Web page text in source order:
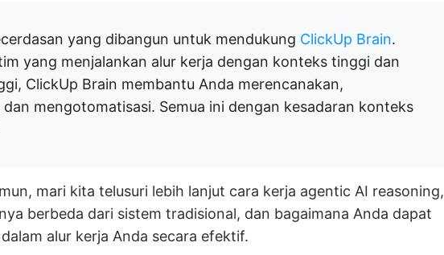
yang dibangun untuk mendukung ClickUp Brain.
yang menjalankan alur kerja dengan konteks tinggi dan
ClickUp Brain membantu Anda merencanakan,
mengotomatisasi. Semua ini dengan kesadaran konteks
mari kita telusuri lebih lanjut cara kerja agentic AI reasoning,
berbeda dari sistem tradisional, dan bagaimana Anda dapat
alur kerja Anda secara efektif.